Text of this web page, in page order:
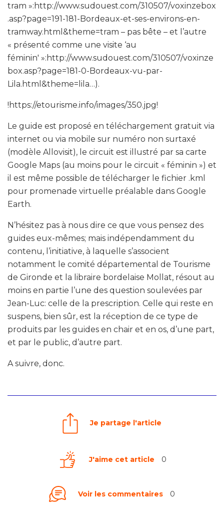
tram »:http://www.sudouest.com/310507/voxinzebox
.asp?page=191-181-Bordeaux-et-ses-environs-en-
tramway.html&theme=tram – pas bête – et l’autre
« présenté comme une visite ‘au
féminin' »:http://www.sudouest.com/310507/voxinze
box.asp?page=181-0-Bordeaux-vu-par-
Lila.html&theme=lila…).
!https://etourisme.info/images/350.jpg!
Le guide est proposé en téléchargement gratuit via
internet ou via mobile sur numéro non surtaxé
(modèle Allovisit), le circuit est illustré par sa carte
Google Maps (au moins pour le circuit « féminin ») et
il est même possible de télécharger le fichier .kml
pour promenade virtuelle préalable dans Google
Earth.
N’hésitez pas à nous dire ce que vous pensez des
guides eux-mêmes; mais indépendamment du
contenu, l’initiative, à laquelle s’associent
notamment le comité départemental de Tourisme
de Gironde et la libraire bordelaise Mollat, résout au
moins en partie l’une des question soulevées par
Jean-Luc: celle de la prescription. Celle qui reste en
suspens, bien sûr, est la réception de ce type de
produits par les guides en chair et en os, d’une part,
et par le public, d’autre part.
A suivre, donc.
Je partage l'article
J'aime cet article 0
Voir les commentaires 0